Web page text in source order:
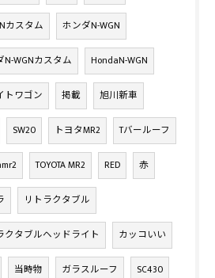
カスタム ホンダN-WGN
N-WGNカスタム HondaN-WGN
トワゴン 掲載 旭川新車
SW20 トヨタMR2 Tバールーフ
TOYOTA MR2 RED 赤
リトラクタブル
クタブルヘッドライト カッコいい
当時物 ガラスルーフ SC430